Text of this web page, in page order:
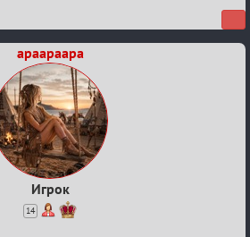
apaapaapa
Игрок
14